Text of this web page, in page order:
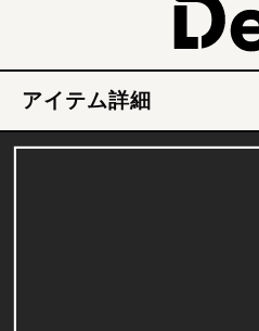
アイテム詳細